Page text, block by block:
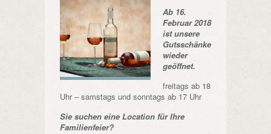
Ab 16.
Februar 2018
ist unsere
Gutsschänke
wieder
geöffnet.
freitags ab 18
Uhr – samstags und sonntags ab 17 Uhr
Sie suchen eine Location für Ihre
Familienfeier?